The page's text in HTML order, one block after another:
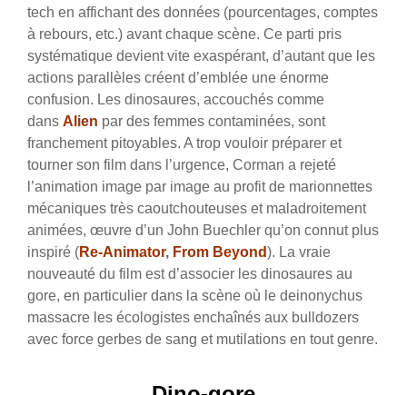
tech en affichant des données (pourcentages, comptes
à rebours, etc.) avant chaque scène. Ce parti pris
systématique devient vite exaspérant, d’autant que les
actions parallèles créent d’emblée une énorme
confusion. Les dinosaures, accouchés comme
dans Alien par des femmes contaminées, sont
franchement pitoyables. A trop vouloir préparer et
tourner son film dans l’urgence, Corman a rejeté
l’animation image par image au profit de marionnettes
mécaniques très caoutchouteuses et maladroitement
animées, œuvre d’un John Buechler qu’on connut plus
inspiré (Re-Animator, From Beyond). La vraie
nouveauté du film est d’associer les dinosaures au
gore, en particulier dans la scène où le deinonychus
massacre les écologistes enchaînés aux bulldozers
avec force gerbes de sang et mutilations en tout genre.